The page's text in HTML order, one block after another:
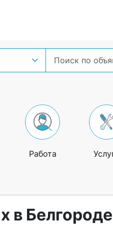
Работа
в Белгороде